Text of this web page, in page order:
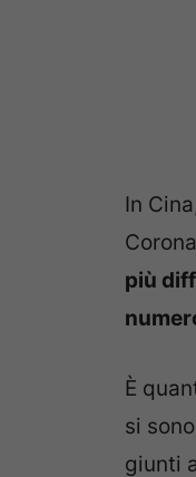
In
più
È
si
giunti